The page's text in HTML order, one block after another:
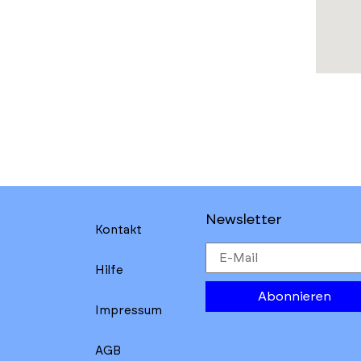
Kontakt
Hilfe
Impressum
AGB
Newsletter
Abonnieren